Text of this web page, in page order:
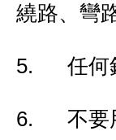
繞路、彎
5. 任何銷
6. 不要